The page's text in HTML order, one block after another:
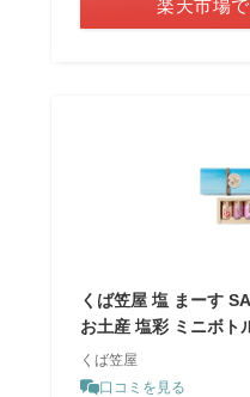
楽天市場
くば笠屋 塩 まーす
お土産 塩彩 ミニボト
くば笠屋
口コミを見る